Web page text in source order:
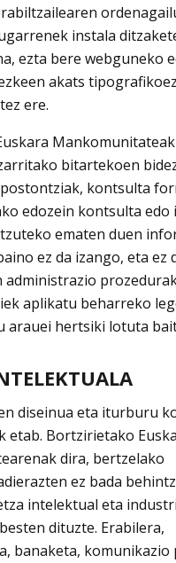
instala
ezta bere webguneko
akats
ere.
Mankomunitateak
bitartekoen
kontsulta
edozein kontsulta edo
ematen duen
ez da izango, eta ez
administrazio
aplikatu beharreko
arauei hertsiki lotuta
diseinua eta iturburu
etab. Bortzirietako
dira, bertzelako
ez bada
intelektual eta
dituzte. Erabilera,
banaketa, komunikazio